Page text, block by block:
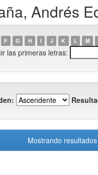
Andrés
F G H I J K L M
las primeras letras:
Mostrando